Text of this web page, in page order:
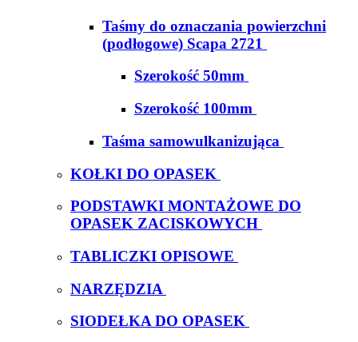
Taśmy do oznaczania powierzchni
(podłogowe) Scapa 2721
Szerokość 50mm
Szerokość 100mm
Taśma samowulkanizująca
KOŁKI DO OPASEK
PODSTAWKI MONTAŻOWE DO
OPASEK ZACISKOWYCH
TABLICZKI OPISOWE
NARZĘDZIA
SIODEŁKA DO OPASEK